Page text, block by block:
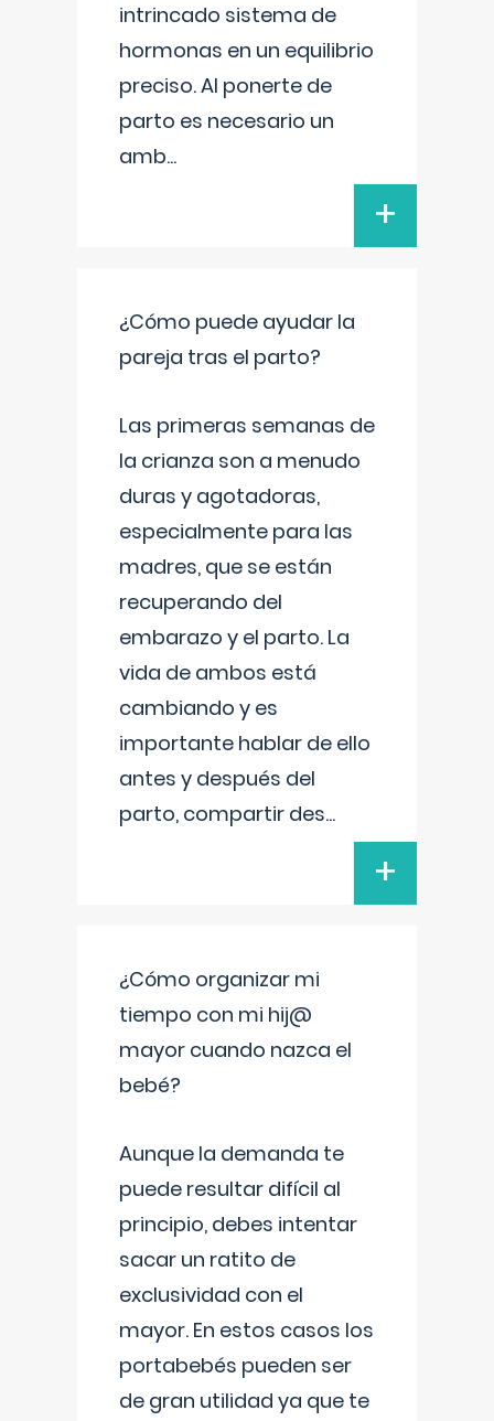
intrincado sistema de
hormonas en un equilibrio
preciso. Al ponerte de
parto es necesario un
amb...
+
¿Cómo puede ayudar la
pareja tras el parto?
Las primeras semanas de
la crianza son a menudo
duras y agotadoras,
especialmente para las
madres, que se están
recuperando del
embarazo y el parto. La
vida de ambos está
cambiando y es
importante hablar de ello
antes y después del
parto, compartir des...
+
¿Cómo organizar mi
tiempo con mi hij@
mayor cuando nazca el
bebé?
Aunque la demanda te
puede resultar difícil al
principio, debes intentar
sacar un ratito de
exclusividad con el
mayor. En estos casos los
portabebés pueden ser
de gran utilidad ya que te